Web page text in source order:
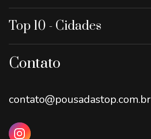
Top 10 - Cidades
Contato
contato@pousadastop.com.br